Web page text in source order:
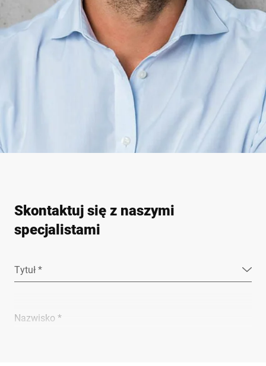
Skontaktuj się z naszymi
specjalistami
Tytuł *
Nazwisko *